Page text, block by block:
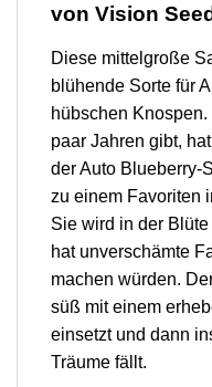
von Vision
Diese mittelgroße
blühende Sorte für
hübschen
paar Jahren gibt,
der Auto Blueberry-
zu einem Favoriten
Sie wird in der
hat unverschämte
machen würden.
süß mit einem
einsetzt und dann
Träume fällt.